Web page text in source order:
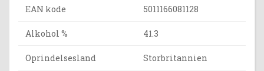
EAN kode 5011166081128
Alkohol % 41.3
Oprindelsesland Storbritannien